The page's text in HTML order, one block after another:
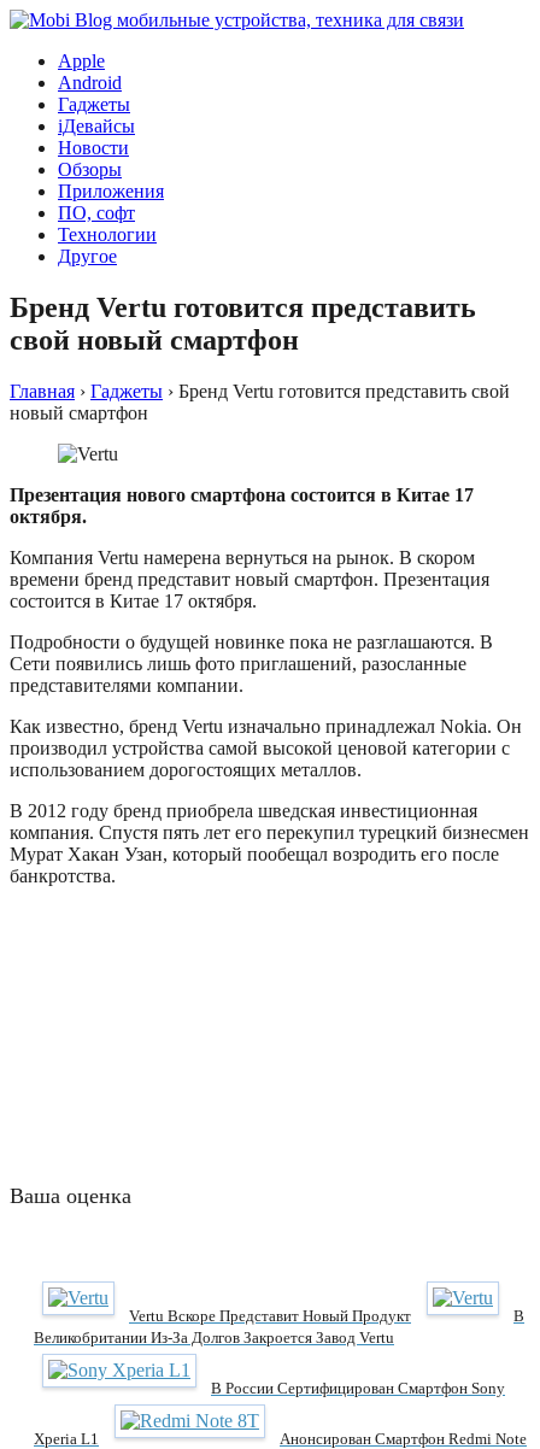
Apple
Android
Гаджеты
iДевайсы
Новости
Обзоры
Приложения
ПО, софт
Технологии
Другое
Бренд Vertu готовится представить
свой новый смартфон
Главная › Гаджеты › Бренд Vertu готовится представить свой
новый смартфон
Презентация нового смартфона состоится в Китае 17
октября.
Компания Vertu намерена вернуться на рынок. В скором
времени бренд представит новый смартфон. Презентация
состоится в Китае 17 октября.
Подробности о будущей новинке пока не разглашаются. В
Сети появились лишь фото приглашений, разосланные
представителями компании.
Как известно, бренд Vertu изначально принадлежал Nokia. Он
производил устройства самой высокой ценовой категории с
использованием дорогостоящих металлов.
В 2012 году бренд приобрела шведская инвестиционная
компания. Спустя пять лет его перекупил турецкий бизнесмен
Мурат Хакан Узан, который пообещал возродить его после
банкротства.
Ваша оценка
Vertu Вскоре Представит Новый Продукт
В
Великобритании Из-За Долгов Закроется Завод Vertu
В России Сертифицирован Смартфон Sony
Xperia L1
Анонсирован Смартфон Redmi Note